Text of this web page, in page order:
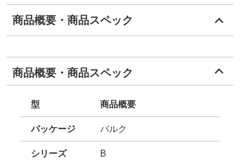
商品概要・商品スペック
商品概要・商品スペック
型 商品概要
パッケージ バルク
シリーズ B